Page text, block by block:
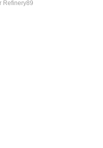
Refinery89